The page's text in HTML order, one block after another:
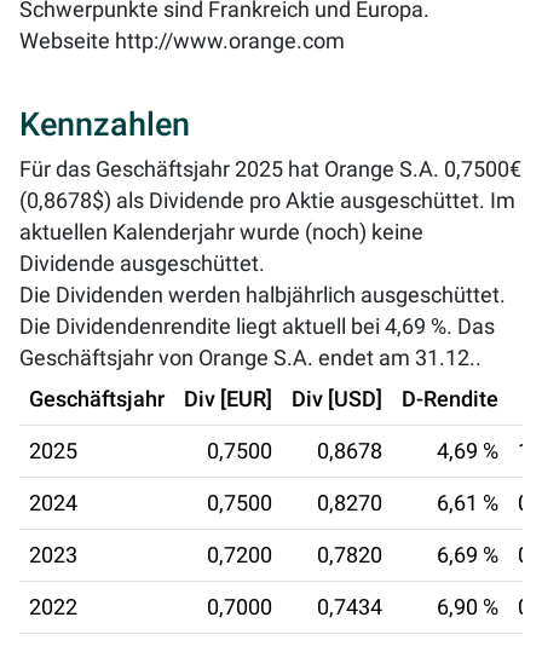
Schwerpunkte sind Frankreich und Europa.
Webseite http://www.orange.com
Kennzahlen
Für das Geschäftsjahr 2025 hat Orange S.A. 0,7500€
(0,8678$) als Dividende pro Aktie ausgeschüttet. Im
aktuellen Kalenderjahr wurde (noch) keine
Dividende ausgeschüttet.
Die Dividenden werden halbjährlich ausgeschüttet.
Die Dividendenrendite liegt aktuell bei 4,69 %. Das
Geschäftsjahr von Orange S.A. endet am 31.12..
Geschäftsjahr
Div [EUR] Div [USD] D-Rendite
2025 0,7500 0,8678 4,69 %
2024 0,7500 0,8270 6,61 %
2023 0,7200 0,7820 6,69 %
2022 0,7000 0,7434 6,90 %